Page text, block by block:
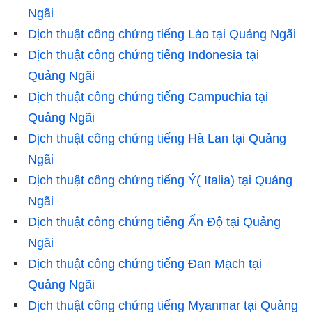
Ngãi
Dịch thuật công chứng tiếng Lào tại Quảng Ngãi
Dịch thuật công chứng tiếng Indonesia tại
Quảng Ngãi
Dịch thuật công chứng tiếng Campuchia tại
Quảng Ngãi
Dịch thuật công chứng tiếng Hà Lan tại Quảng
Ngãi
Dịch thuật công chứng tiếng Ý( Italia) tại Quảng
Ngãi
Dịch thuật công chứng tiếng Ấn Độ tại Quảng
Ngãi
Dịch thuật công chứng tiếng Đan Mạch tại
Quảng Ngãi
Dịch thuật công chứng tiếng Myanmar tại Quảng